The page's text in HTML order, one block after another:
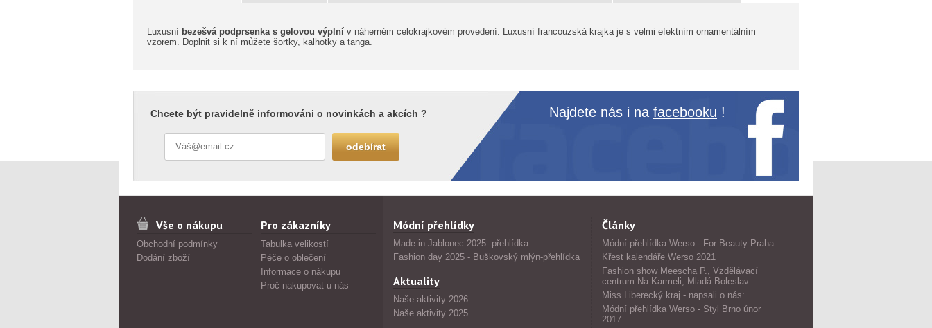
Luxusní bezešvá podprsenka s gelovou výplní v náherném celokrajkovém provedení. Luxusní francouzská krajka je s velmi efektním ornamentálním
vzorem. Doplnit si k ní můžete šortky, kalhotky a tanga.
Chcete být pravidelně informováni o novinkách a akcích ? Najdete nás i na facebooku !
Vše o nákupu
Obchodní podmínky
Dodání zboží
Pro zákazníky
Tabulka velikostí
Péče o oblečení
Informace o nákupu
Proč nakupovat u nás
Módní přehlídky
Made in Jablonec 2025- přehlídka
Fashion day 2025 - Buškovský mlýn-přehlídka
Aktuality
Naše aktivity 2026
Naše aktivity 2025
Články
Módní přehlídka Werso - For Beauty Praha
Křest kalendáře Werso 2021
Fashion show Meescha P., Vzdělávací
centrum Na Karmeli, Mladá Boleslav
Miss Liberecký kraj - napsali o nás:
Módní přehlídka Werso - Styl Brno únor
2017